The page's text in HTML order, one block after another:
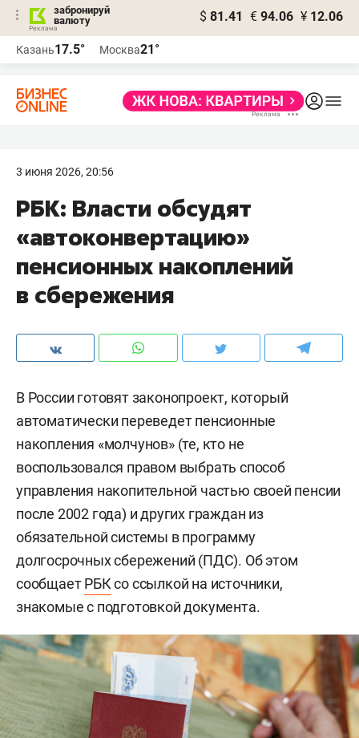
забронируй
валюту
$ 81.41 € 94.06 ¥ 12.06
Казань17.5° Москва21°
3 июня 2026, 20:56
РБК: Власти обсудят
«автоконвертацию»
пенсионных накоплений
в сбережения
В России готовят законопроект, который
автоматически переведет пенсионные
накопления «молчунов» (те, кто не
воспользовался правом выбрать способ
управления накопительной частью своей пенсии
после 2002 года) и других граждан из
обязательной системы в программу
долгосрочных сбережений (ПДС). Об этом
сообщаетРБКсо ссылкой на источники,
знакомые с подготовкой документа.